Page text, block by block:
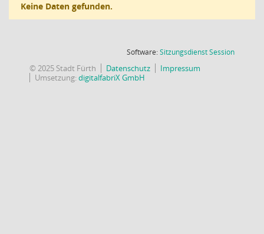
Keine Daten gefunden.
Software:SitzungsdienstSession(Wird in
© 2025 Stadt Fürth Datenschutz
Impressum
Umsetzung:digitalfabriX GmbH